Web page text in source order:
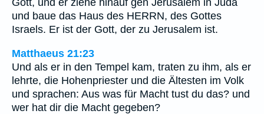
Gott, und er ziehe hinauf gen Jerusalem in Juda
und baue das Haus des HERRN, des Gottes
Israels. Er ist der Gott, der zu Jerusalem ist.
Matthaeus 21:23
Und als er in den Tempel kam, traten zu ihm, als er
lehrte, die Hohenpriester und die Ältesten im Volk
und sprachen: Aus was für Macht tust du das? und
wer hat dir die Macht gegeben?